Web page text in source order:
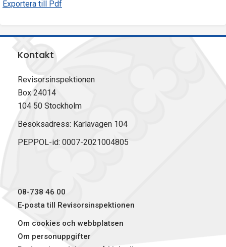
Exportera till Pdf
Kontakt
Revisorsinspektionen
Box 24014
104 50 Stockholm
Besöksadress: Karlavägen 104
PEPPOL-id: 0007-2021004805
08-738 46 00
E-posta till Revisorsinspektionen
Om cookies och webbplatsen
Om personuppgifter